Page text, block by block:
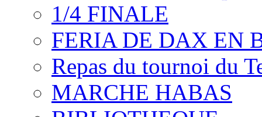
1/4 FINALE
FERIA DE DAX EN
Repas du tournoi du
MARCHE HABAS